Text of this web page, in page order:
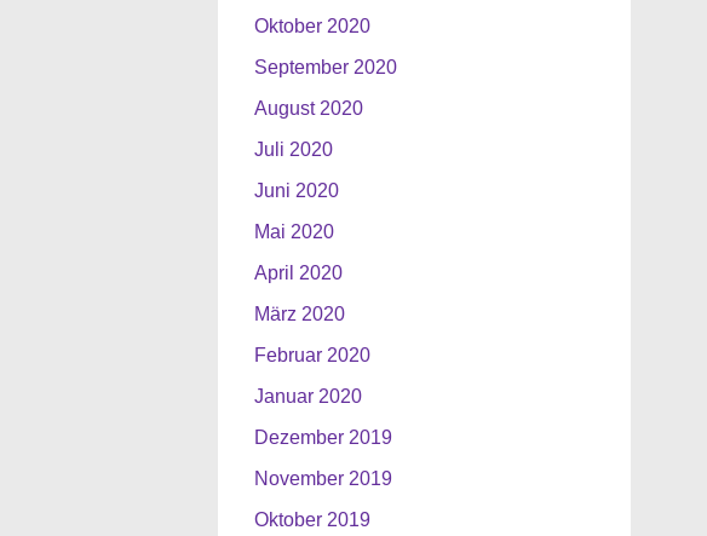
Oktober 2020
September 2020
August 2020
Juli 2020
Juni 2020
Mai 2020
April 2020
März 2020
Februar 2020
Januar 2020
Dezember 2019
November 2019
Oktober 2019